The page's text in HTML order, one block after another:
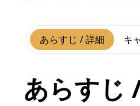
あらすじ / 詳細 キ
あらすじ